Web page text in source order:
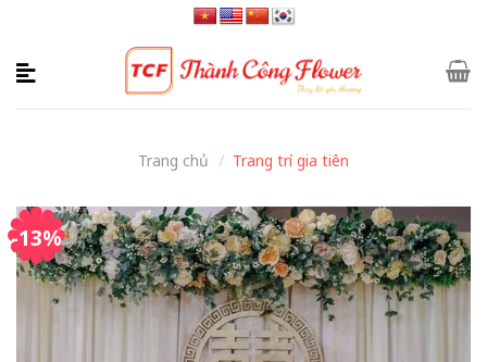
content
Trang chủ / Trang trí gia tiên
-13%